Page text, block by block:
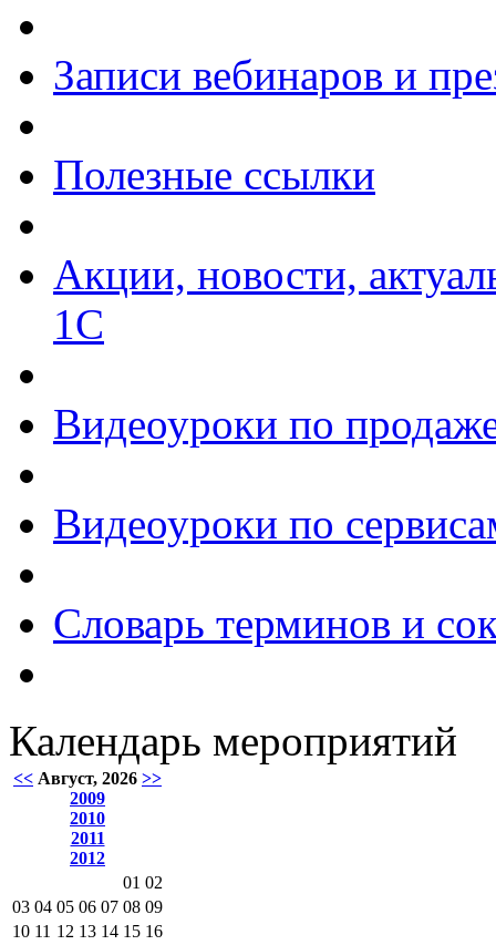
Записи вебинаров и
Полезные ссылки
Акции, новости,
1С
Видеоуроки по
Видеоуроки по
Словарь терминов и
Календарь мероприятий
<< Август, 2026 >>
2009
2010
2011
2012
01 02
03 04 05 06 07 08 09
10 11 12 13 14 15 16